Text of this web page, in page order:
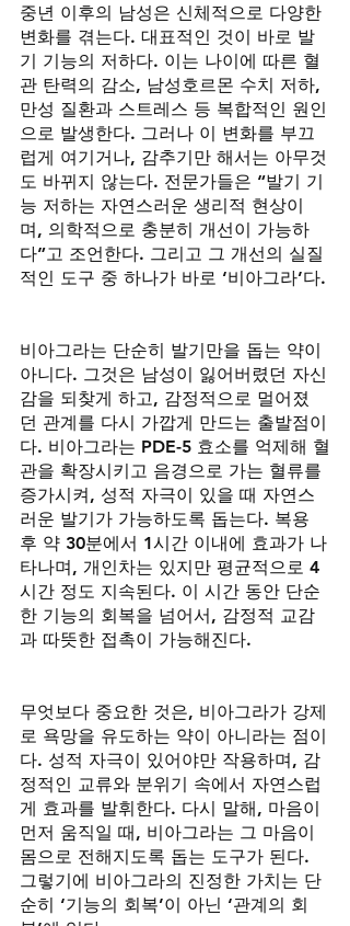
중년 이후의 남성은 신체적으로 다양한
변화를 겪는다. 대표적인 것이 바로 발
기 기능의 저하다. 이는 나이에 따른 혈
관 탄력의 감소, 남성호르몬 수치 저하,
만성 질환과 스트레스 등 복합적인 원인
으로 발생한다. 그러나 이 변화를 부끄
럽게 여기거나, 감추기만 해서는 아무것
도 바뀌지 않는다. 전문가들은 “발기 기
능 저하는 자연스러운 생리적 현상이
며, 의학적으로 충분히 개선이 가능하
다”고 조언한다. 그리고 그 개선의 실질
적인 도구 중 하나가 바로 ‘비아그라’다.
비아그라는 단순히 발기만을 돕는 약이
아니다. 그것은 남성이 잃어버렸던 자신
감을 되찾게 하고, 감정적으로 멀어졌
던 관계를 다시 가깝게 만드는 출발점이
다. 비아그라는 PDE-5 효소를 억제해 혈
관을 확장시키고 음경으로 가는 혈류를
증가시켜, 성적 자극이 있을 때 자연스
러운 발기가 가능하도록 돕는다. 복용
후 약 30분에서 1시간 이내에 효과가 나
타나며, 개인차는 있지만 평균적으로 4
시간 정도 지속된다. 이 시간 동안 단순
한 기능의 회복을 넘어서, 감정적 교감
과 따뜻한 접촉이 가능해진다.
무엇보다 중요한 것은, 비아그라가 강제
로 욕망을 유도하는 약이 아니라는 점이
다. 성적 자극이 있어야만 작용하며, 감
정적인 교류와 분위기 속에서 자연스럽
게 효과를 발휘한다. 다시 말해, 마음이
먼저 움직일 때, 비아그라는 그 마음이
몸으로 전해지도록 돕는 도구가 된다.
그렇기에 비아그라의 진정한 가치는 단
순히 ‘기능의 회복’이 아닌 ‘관계의 회